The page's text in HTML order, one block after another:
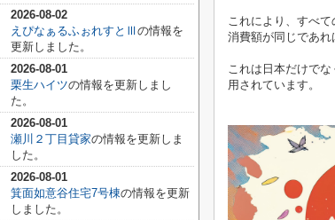
これにより、すべ
消費額が同じであれ
これは日本だけで
用されています。
2026-08-02
えぴなぁるふぉれすとⅢ の情報を
更新しました。
2026-08-01
栗生ハイツの情報を更新しまし
た。
2026-08-01
瀬川２丁目貸家の情報を更新しま
した。
2026-08-01
箕面如意谷住宅7号棟の情報を更新
しました。